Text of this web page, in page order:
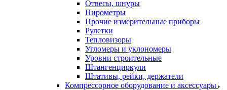
Отвесы, шнуры
Пирометры
Прочие измерительные приборы
Рулетки
Тепловизоры
Угломеры и уклономеры
Уровни строительные
Штангенциркули
Штативы, рейки, держатели
Компрессорное оборудование и аксессуары